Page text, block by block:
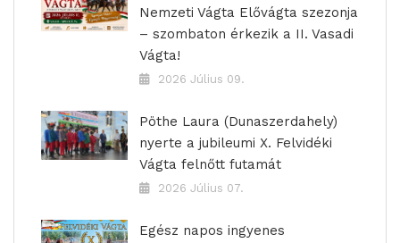
Nemzeti Vágta Elővágta szezonja
– szombaton érkezik a II. Vasadi
Vágta!
2026 Július 09.
Pöthe Laura (Dunaszerdahely)
nyerte a jubileumi X. Felvidéki
Vágta felnőtt futamát
2026 Július 07.
Egész napos ingyenes